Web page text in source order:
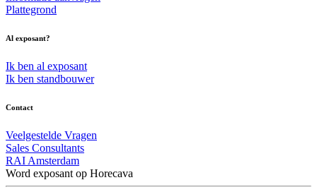
Plattegrond
Al exposant?
Ik ben al exposant
Ik ben standbouwer
Contact
Veelgestelde Vragen
Sales Consultants
RAI Amsterdam
Word exposant op Horecava